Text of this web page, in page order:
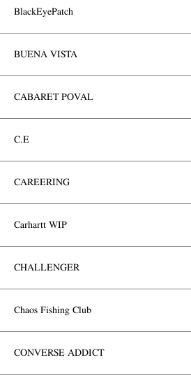
BlackEyePatch
BUENA VISTA
CABARET POVAL
C.E
CAREERING
Carhartt WIP
CHALLENGER
Chaos Fishing Club
CONVERSE ADDICT